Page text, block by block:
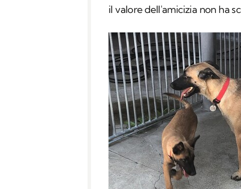
il valore dell'amicizia non ha